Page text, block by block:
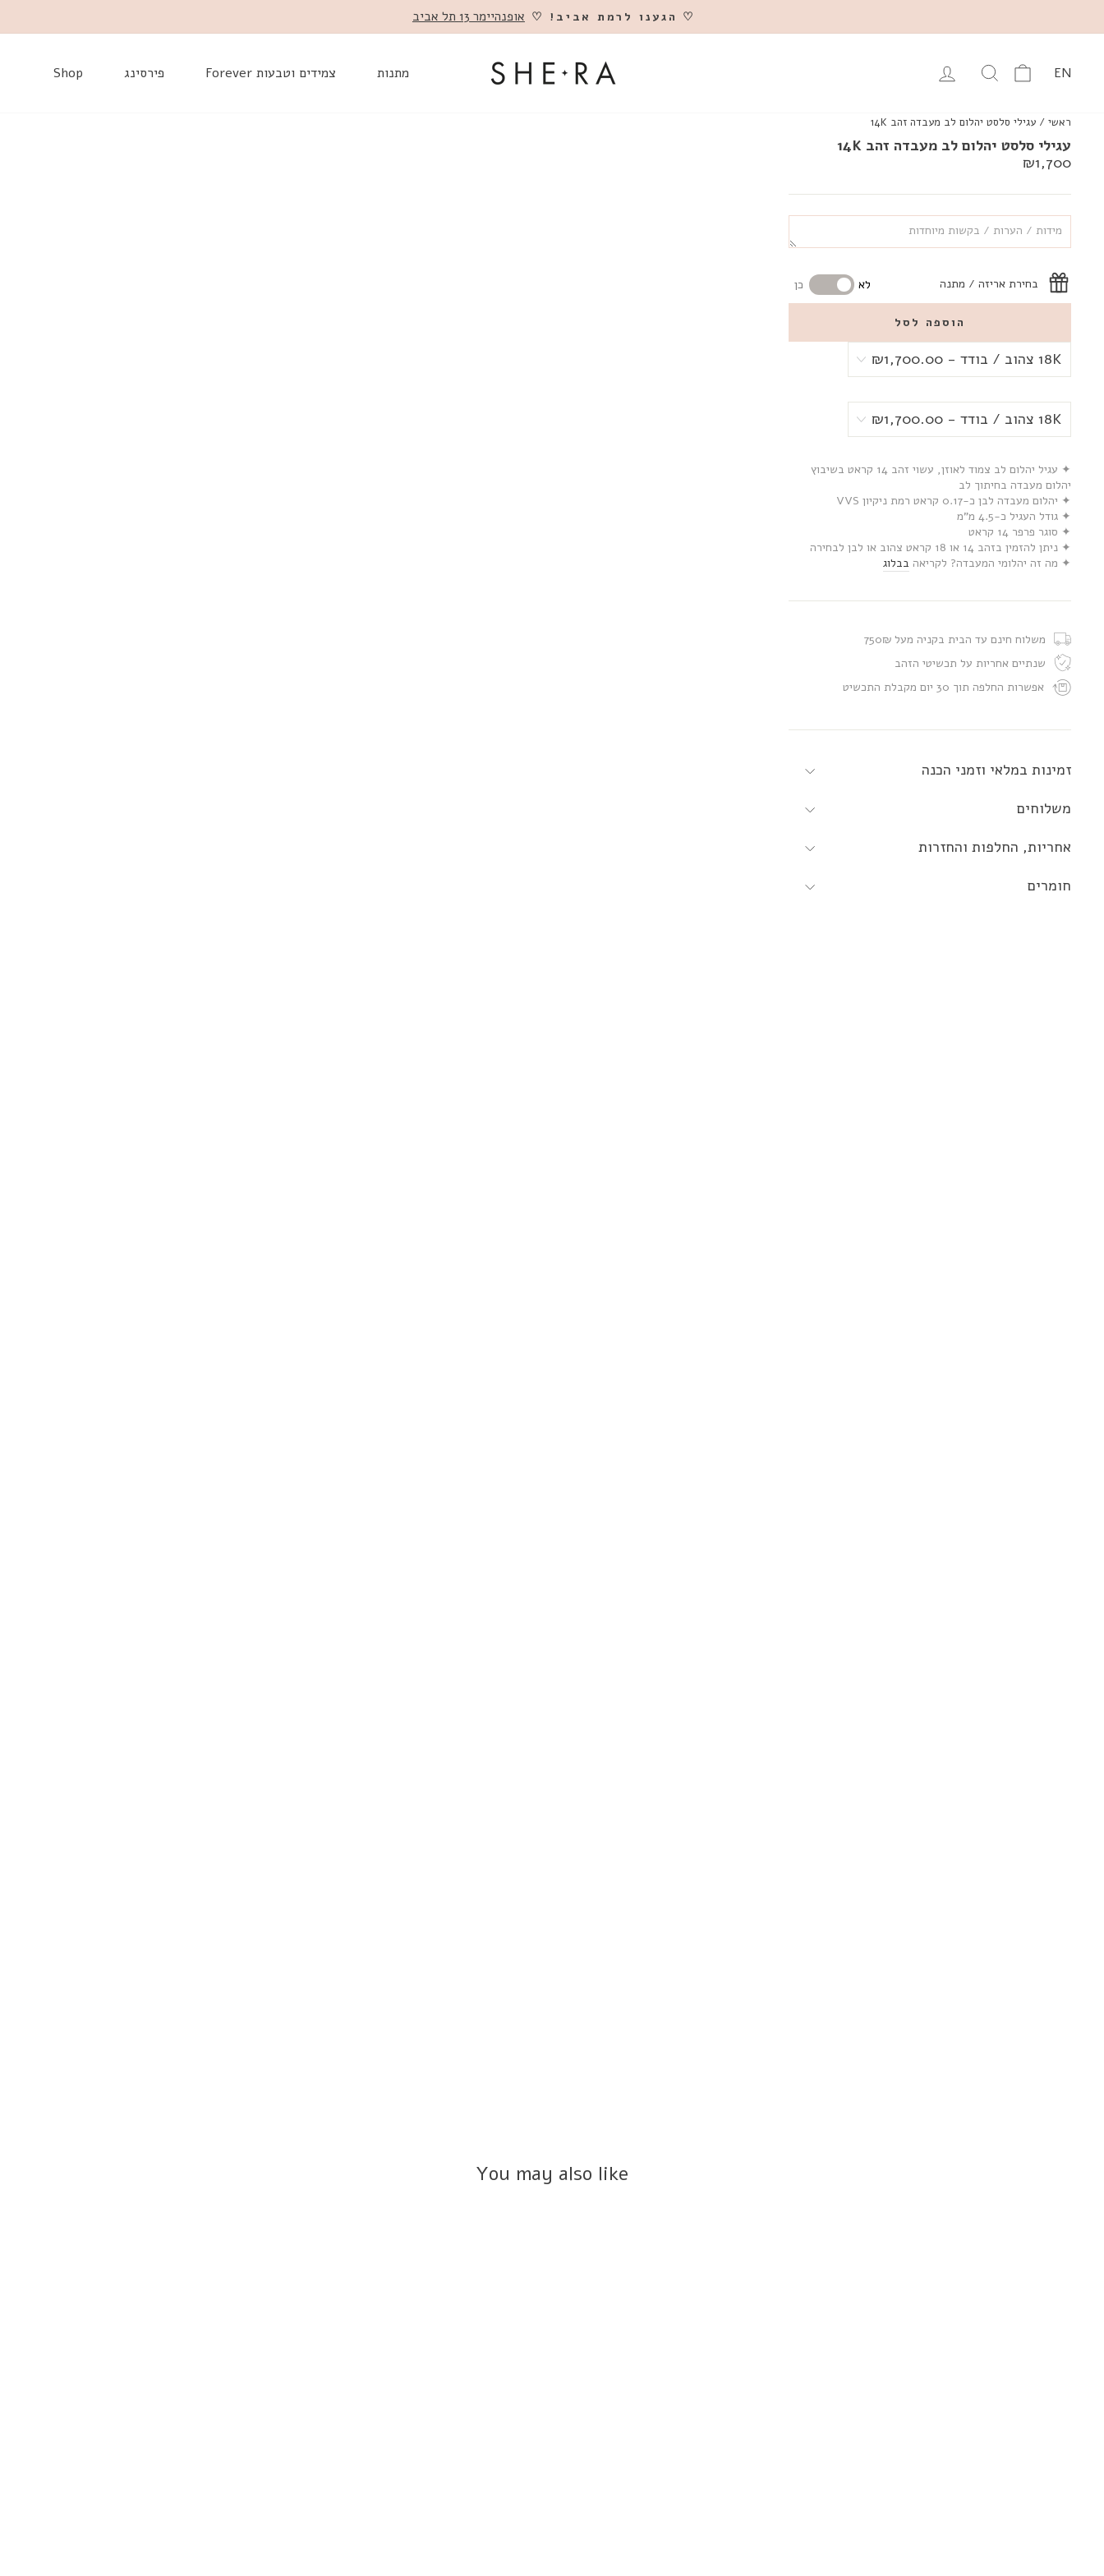
השהה
♡ הגענו לרמת אביב! ♡ אופנהיימר 13 תל אביב
מתנות צמידים וטבעות Forever פירסינג Shop התחבר מוצרים באתר
עגלהEN
ראשי / עגילי סלסט יהלום לב מעבדה זהב 14K
עגילי סלסט יהלום לב מעבדה זהב 14K
מחיר
₪1,700
בחירת אריזה / מתנה לא כן
הוספה לסל
✦ עגיל יהלום לב צמוד לאוזן, עשוי זהב 14 קראט בשיבוץ
יהלום מעבדה בחיתוך לב
✦ יהלום מעבדה לבן כ-0.17 קראט רמת ניקיון VVS
✦ גודל העגיל כ-4.5 מ”מ
✦ סוגר פרפר 14 קראט
✦ ניתן להזמין בזהב 14 או 18 קראט צהוב או לבן לבחירה
✦ מה זה יהלומי המעבדה? לקריאה בבלוג
משלוח חינם עד הבית בקניה מעל 750₪
שנתיים אחריות על תכשיטי הזהב
אפשרות החלפה תוך 30 יום מקבלת התכשיט
זמינות במלאי וזמני הכנה
משלוחים
אחריות, החלפות והחזרות
חומרים
You may also like